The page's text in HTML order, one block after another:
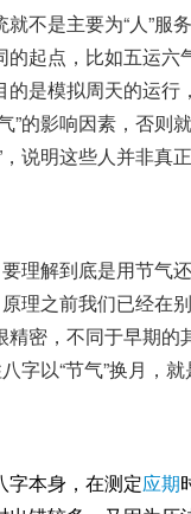
不是主要为“人”服
起点，比如五运六
是模拟周天的运行
”的影响因素，否则
说明这些人并非真正
理解到底是用节
理之前我们已经
密，不同于早期
字以“节气”换月，
字本身，在测定应期